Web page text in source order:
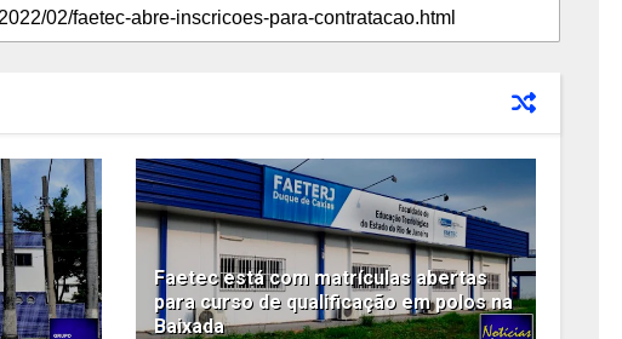
Faetec está com matrículas abertas
para curso de qualificação em polos na
Baixada